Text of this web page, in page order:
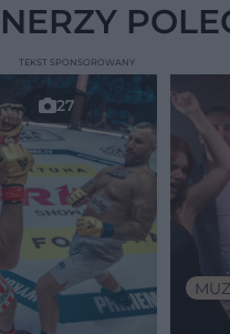
27
TEKST SPONSOROWANY